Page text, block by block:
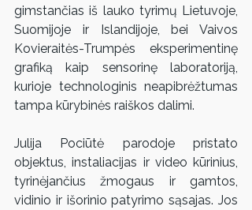
gimstančias iš lauko tyrimų Lietuvoje,
Suomijoje ir Islandijoje, bei Vaivos
Kovieraitės-Trumpės eksperimentinę
grafiką kaip sensorinę laboratoriją,
kurioje technologinis neapibrėžtumas
tampa kūrybinės raiškos dalimi.
Julija Pociūtė parodoje pristato
objektus, instaliacijas ir video kūrinius,
tyrinėjančius žmogaus ir gamtos,
vidinio ir išorinio patyrimo sąsajas. Jos